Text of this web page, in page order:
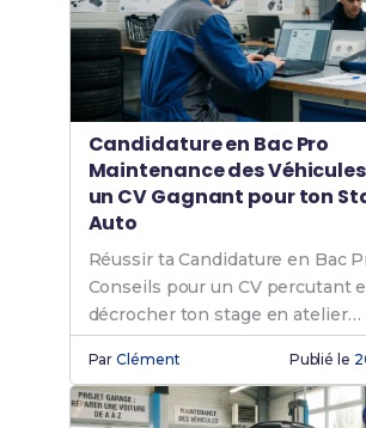
Candidature en Bac Pro
Maintenance des Véhicules
un CV Gagnant pour ton
Auto
Réussir ta Candidature en Bac
Conseils pour un CV percutant
décrocher ton stage en atelier
automobile.
ParClément Publié le